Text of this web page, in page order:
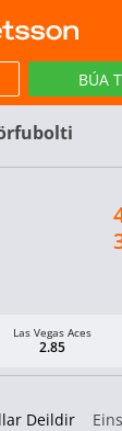
TILBOÐ
BÚA
Las Vegas Aces
2.85
Deildir